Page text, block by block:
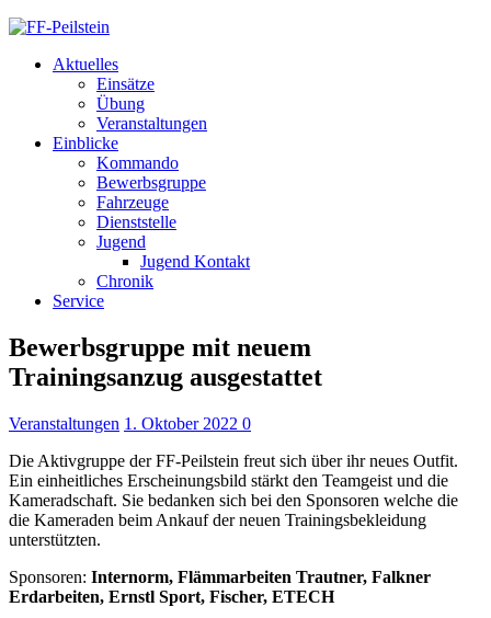
Aktuelles
Einsätze
Übung
Veranstaltungen
Einblicke
Kommando
Bewerbsgruppe
Fahrzeuge
Dienststelle
Jugend
Jugend Kontakt
Chronik
Service
Bewerbsgruppe mit neuem
Trainingsanzug ausgestattet
Veranstaltungen 1. Oktober 2022 0
Die Aktivgruppe der FF-Peilstein freut sich über ihr neues Outfit.
Ein einheitliches Erscheinungsbild stärkt den Teamgeist und die
Kameradschaft. Sie bedanken sich bei den Sponsoren welche die
die Kameraden beim Ankauf der neuen Trainingsbekleidung
unterstützten.
Sponsoren: Internorm, Flämmarbeiten Trautner, Falkner
Erdarbeiten, Ernstl Sport, Fischer, ETECH